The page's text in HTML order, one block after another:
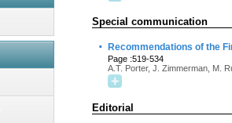
Special communication
· Recommendations of the
Page :519-534
A.T. Porter, J. Zimmerman, M.
Editorial